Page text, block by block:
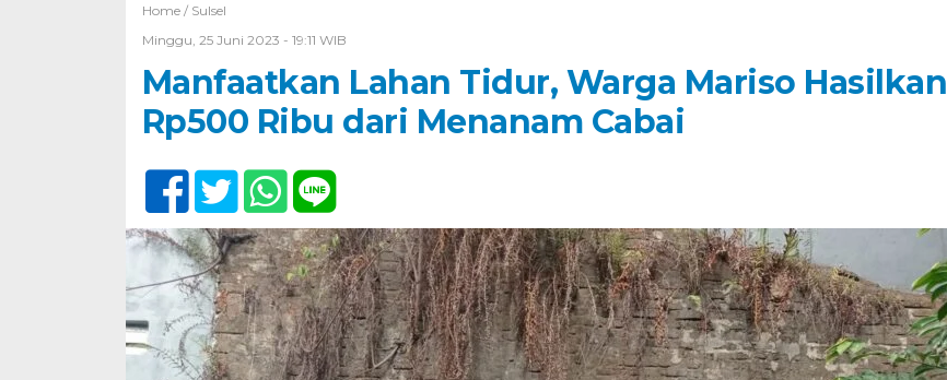
Home / Sulsel
Minggu, 25 Juni 2023 - 19:11 WIB
Manfaatkan Lahan Tidur, Warga Mariso Hasilkan
Rp500 Ribu dari Menanam Cabai